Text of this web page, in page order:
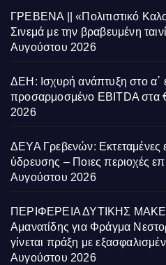
ΓΡΕΒΕΝΑ || «Πολιτιστικό
Σινεμά με την βραβευμένη
Αυγούστου 2026
ΔΕΗ: Ισχυρή ανάπτυξη στο α΄
προσαρμοσμένο EBITDA στα
2026
ΔΕΥΑ Γρεβενών: Εκτεταμένες
ύδρευσης – Ποιες περιοχές
Αυγούστου 2026
ΠΕΡΙΦΕΡΕΙΑ ΔΥΤΙΚΗΣ
Αμανατίδης για Φράγμα
γίνεται πράξη με
Αυγούστου 2026